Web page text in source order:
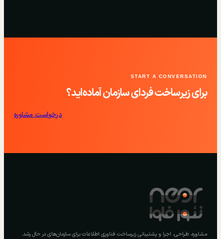
START A CONVERSATION
برای زیرساخت فردای سازمان آماده‌اید؟
درخواست مشاوره
مشاوره، طراحی، اجرا و پشتیبانی زیرساخت فناوری اطلاعات برای سازمان‌های در حال رشد.